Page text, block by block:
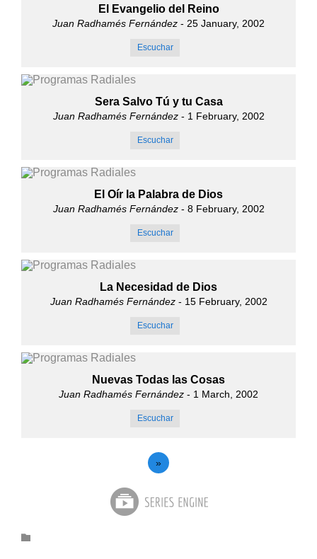
El Evangelio del Reino
Juan Radhamés Fernández - 25 January, 2002
Escuchar
Sera Salvo Tú y tu Casa
Juan Radhamés Fernández- 1 February, 2002
Escuchar
El Oír la Palabra de Dios
Juan Radhamés Fernández- 8 February, 2002
Escuchar
La Necesidad de Dios
Juan Radhamés Fernández- 15 February, 2002
Escuchar
Nuevas Todas las Cosas
Juan Radhamés Fernández - 1 March, 2002
Escuchar
»
